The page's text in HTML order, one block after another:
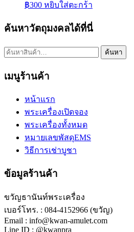
฿300 หยิบใส่ตะกร้า
ค้นหาวัตถุมงคลได้ที่นี่
ค้นหา: ค้นหา
เมนูร้านค้า
หน้าแรก
พระเครื่องเปิดจอง
พระเครื่องทั้งหมด
หมายเลขพัสดุEMS
วิธีการเช่าบูชา
ข้อมูลร้านค้า
ขวัญธานันท์พระเครื่อง
เบอร์โทร. : 084-4152966 (ขวัญ)
Email : info@kwan-amulet.com
Line ID : @kwanpra